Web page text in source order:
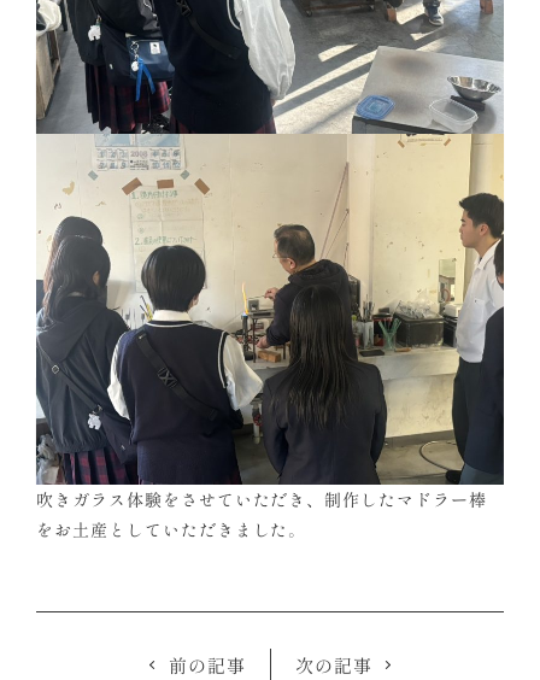
吹きガラス体験をさせていただき、制作したマドラー棒
をお土産としていただきました。
前の記事 次の記事